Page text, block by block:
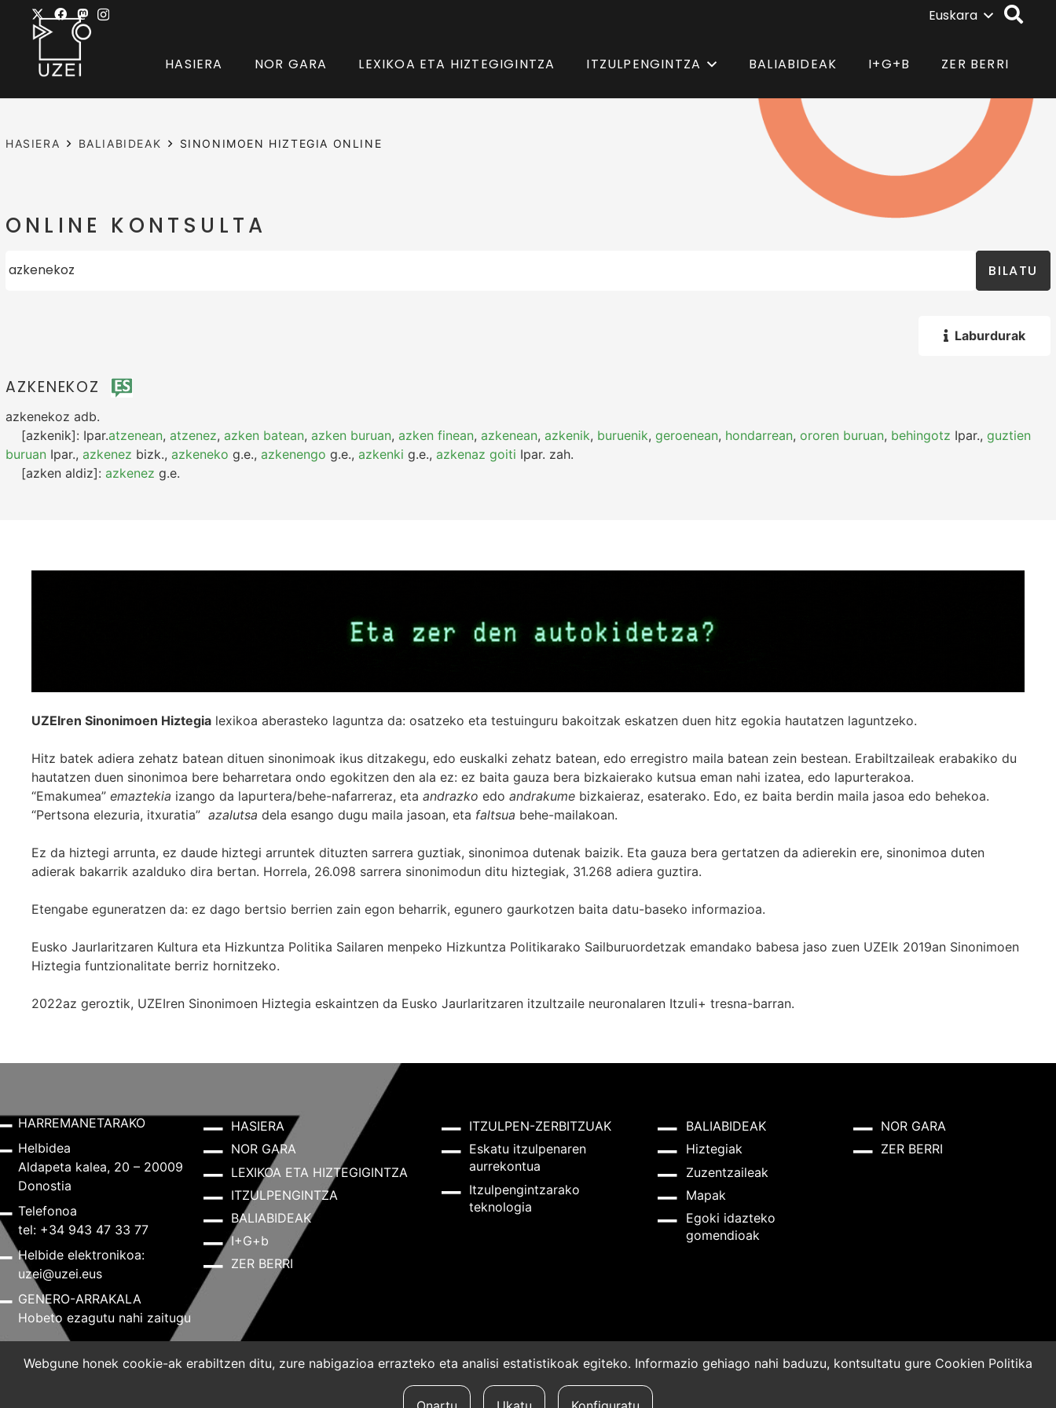
Euskara
HASIERA NOR GARA LEXIKOA ETA HIZTEGIGINTZA ITZULPENGINTZA BALIABIDEAK I+G+B ZER BERRI
HASIERA BALIABIDEAK SINONIMOEN HIZTEGIA ONLINE
ONLINE KONTSULTA
BILATU
Laburdurak
AZKENEKOZ
azkenekoz adb.
[azkenik]: Ipar.atzenean, atzenez, azken batean, azken buruan, azken finean, azkenean, azkenik, buruenik, geroenean, hondarrean, ororen buruan, behingotz Ipar., guztien
buruan Ipar., azkenez bizk., azkeneko g.e., azkenengo g.e., azkenki g.e., azkenaz goiti Ipar. zah.
[azken aldiz]: azkenez g.e.
UZEIren Sinonimoen Hiztegia lexikoa aberasteko laguntza da: osatzeko eta testuinguru bakoitzak eskatzen duen hitz egokia hautatzen laguntzeko.
Hitz batek adiera zehatz batean dituen sinonimoak ikus ditzakegu, edo euskalki zehatz batean, edo erregistro maila batean zein bestean. Erabiltzaileak erabakiko du
hautatzen duen sinonimoa bere beharretara ondo egokitzen den ala ez: ez baita gauza bera bizkaierako kutsua eman nahi izatea, edo lapurterakoa.
“Emakumea” emaztekia izango da lapurtera/behe-nafarreraz, eta andrazko edo andrakume bizkaieraz, esaterako. Edo, ez baita berdin maila jasoa edo behekoa.
“Pertsona elezuria, itxuratia” azalutsa dela esango dugu maila jasoan, eta faltsua behe-mailakoan.
Ez da hiztegi arrunta, ez daude hiztegi arruntek dituzten sarrera guztiak, sinonimoa dutenak baizik. Eta gauza bera gertatzen da adierekin ere, sinonimoa duten
adierak bakarrik azalduko dira bertan. Horrela, 26.098 sarrera sinonimodun ditu hiztegiak, 31.268 adiera guztira.
Etengabe eguneratzen da: ez dago bertsio berrien zain egon beharrik, egunero gaurkotzen baita datu-baseko informazioa.
Eusko Jaurlaritzaren Kultura eta Hizkuntza Politika Sailaren menpeko Hizkuntza Politikarako Sailburuordetzak emandako babesa jaso zuen UZEIk 2019an Sinonimoen
Hiztegia funtzionalitate berriz hornitzeko.
2022az geroztik, UZEIren Sinonimoen Hiztegia eskaintzen da Eusko Jaurlaritzaren itzultzaile neuronalaren Itzuli+ tresna-barran.
HARREMANETARAKO
Helbidea
Aldapeta kalea, 20 – 20009
Donostia
Telefonoa
tel: +34 943 47 33 77
Helbide elektronikoa:
uzei@uzei.eus
GENERO-ARRAKALA
Hobeto ezagutu nahi zaitugu
HASIERA
NOR GARA
LEXIKOA ETA HIZTEGIGINTZA
ITZULPENGINTZA
BALIABIDEAK
I+G+b
ZER BERRI
ITZULPEN-ZERBITZUAK
Eskatu itzulpenaren
aurrekontua
Itzulpengintzarako
teknologia
BALIABIDEAK
Hiztegiak
Zuzentzaileak
Mapak
Egoki idazteko
gomendioak
NOR GARA
ZER BERRI
Lege-oharra Cookie-politika
Webgune honek cookie-ak erabiltzen ditu, zure nabigazioa errazteko eta analisi estatistikoak egiteko. Informazio gehiago nahi baduzu, kontsultatu gure Cookien Politika